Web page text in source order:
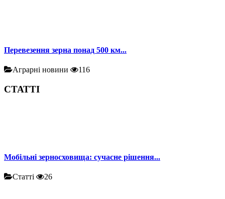
Перевезення зерна понад 500 км...
Аграрні новини 116
СТАТТІ
Мобільні зерносховища: сучасне рішення...
Статті 26